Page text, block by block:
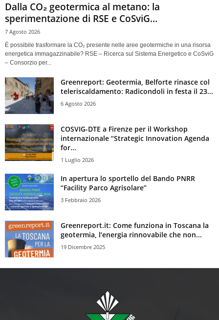
Dalla CO₂ geotermica al metano: la
sperimentazione di RSE e CoSviG...
7 Agosto 2026
È possibile trasformare la CO₂ presente nelle aree geotermiche in una risorsa
energetica immagazzinabile? RSE – Ricerca sul Sistema Energetico e CoSviG
– Consorzio per...
Greenreport: Geotermia, Belforte rinasce col
teleriscaldamento: Radicondoli in festa il 23...
6 Agosto 2026
COSVIG-DTE a Firenze per il Workshop
internazionale “Strategic Innovation Agenda
for...
1 Luglio 2026
In apertura lo sportello del Bando PNRR
“Facility Parco Agrisolare”
3 Febbraio 2026
Greenreport.it: Come funziona in Toscana la
geotermia, l’energia rinnovabile che non...
19 Dicembre 2025